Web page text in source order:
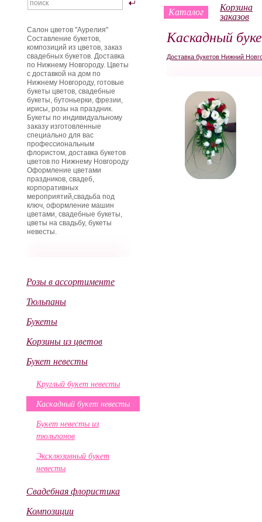
Каталог Корзина
заказов
Каскадный
Доставка букетов Нижний
Салон цветов "Аурелия"
Составление букетов,
композиций из цветов, заказ
свадебных букетов. Доставка
по Нижнему Новгороду. Цветы
с доставкой на дом по
Нижнему Новгороду, готовые
букеты цветов, свадебные
букеты, бутоньерки, фрезии,
ирисы, розы на праздник.
Букеты по индивидуальному
заказу изготовленные
специально для вас
профессиональным
флористом, доставка букетов
цветов по Нижнему Новгороду
Оформление цветами
праздников, свадеб,
корпоративных
мероприятий,свадьба под
ключ, оформление машин
цветами, свадебные букеты,
цветы на свадьбу, букеты
невесты.
Розы в ассортименте
Тюльпаны
Букеты
Корзины из цветов
Букет невесты
Круглый букет невесты
Каскадный букет невесты
Букет невесты из
тюльпанов
Эксклюзивный букет
невесты
Свадебная флористика
Композиции